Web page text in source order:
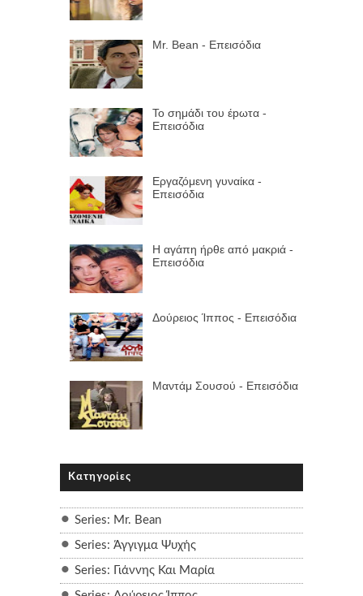
Mr. Bean - Επεισόδια
Το σημάδι του έpωτα -
Επεισόδια
Εργαζόμενη γυναίκα -
Επεισόδια
Η αγάπη ήρθε από μακριά -
Επεισόδια
Δούρειος Ίππος - Επεισόδια
Μαντάμ Σουσού - Επεισόδια
Κατηγορίες
Series: Mr. Bean
Series: Άγγιγμα Ψυχής
Series: Γιάννης Και Μαρία